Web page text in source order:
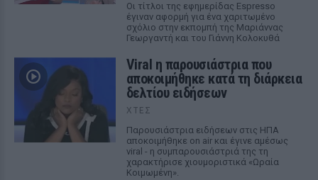
Οι τίτλοι της εφημερίδας Espresso
έγιναν αφορμή για ένα χαριτωμένο
σχόλιο στην εκπομπή της Μαριάννας
Γεωργαντή και του Γιάννη Κολοκυθά
Viral η παρουσιάστρια που
αποκοιμήθηκε κατά τη διάρκεια
δελτίου ειδήσεων
ΧΤΕΣ
Παρουσιάστρια ειδήσεων στις ΗΠΑ
αποκοιμήθηκε on air και έγινε αμέσως
viral - η συμπαρουσιάστριά της τη
χαρακτήρισε χιουμοριστικά «Ωραία
Κοιμωμένη».